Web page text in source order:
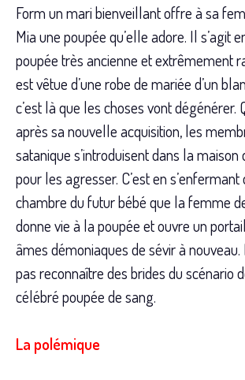
Form un mari bienveillant offre à sa
Mia une poupée qu’elle adore. Il s’agit
poupée très ancienne et extrêmement
est vêtue d’une robe de mariée d’un
c’est là que les choses vont dégénérer.
après sa nouvelle acquisition, les
satanique s’introduisent dans la maison
pour les agresser. C’est en s’enfermant
chambre du futur bébé que la femme
donne vie à la poupée et ouvre un
âmes démoniaques de sévir à
pas reconnaître des brides du scénario
célébré poupée de sang.
La polémique